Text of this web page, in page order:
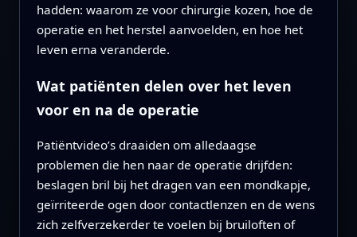
hadden: waarom ze voor chirurgie kozen, hoe de
operatie en het herstel aanvoelden, en hoe het
leven erna veranderde.
Wat patiënten delen over het leven
voor en na de operatie
Patiëntvideo’s draaiden om alledaagse
problemen die hen naar de operatie drijfden:
beslagen bril bij het dragen van een mondkapje,
geïrriteerde ogen door contactlenzen en de wens
zich zelfverzekerder te voelen bij bruiloften of